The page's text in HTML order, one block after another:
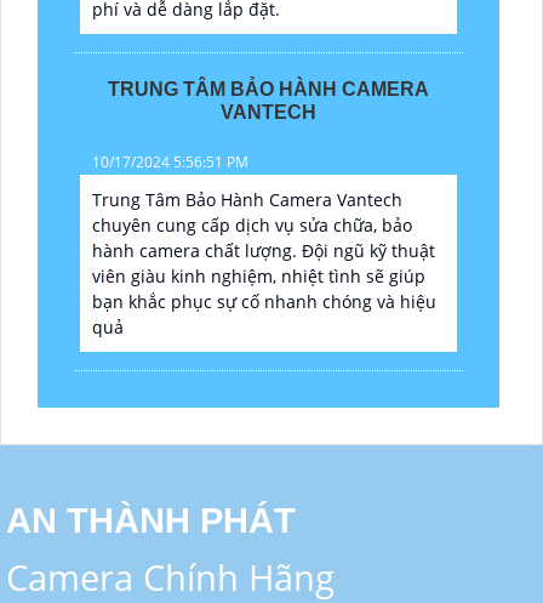
phí và dễ dàng lắp đặt.
TRUNG TÂM BẢO HÀNH CAMERA
VANTECH
10/17/2024 5:56:51 PM
Trung Tâm Bảo Hành Camera Vantech
chuyên cung cấp dịch vụ sửa chữa, bảo
hành camera chất lượng. Đội ngũ kỹ thuật
viên giàu kinh nghiệm, nhiệt tình sẽ giúp
bạn khắc phục sự cố nhanh chóng và hiệu
quả
AN THÀNH PHÁT
Camera Chính Hãng